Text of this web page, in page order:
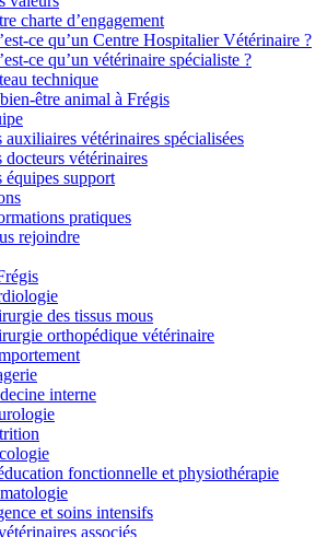
charte d’engagement
ce qu’un Centre Hospitalier Vétérinaire ?
ce qu’un vétérinaire spécialiste ?
technique
être animal à Frégis
auxiliaires vétérinaires spécialisées
docteurs vétérinaires
équipes support
pratiques
rejoindre
des tissus mous
orthopédique vétérinaire
interne
fonctionnelle et physiothérapie
et soins intensifs
associés